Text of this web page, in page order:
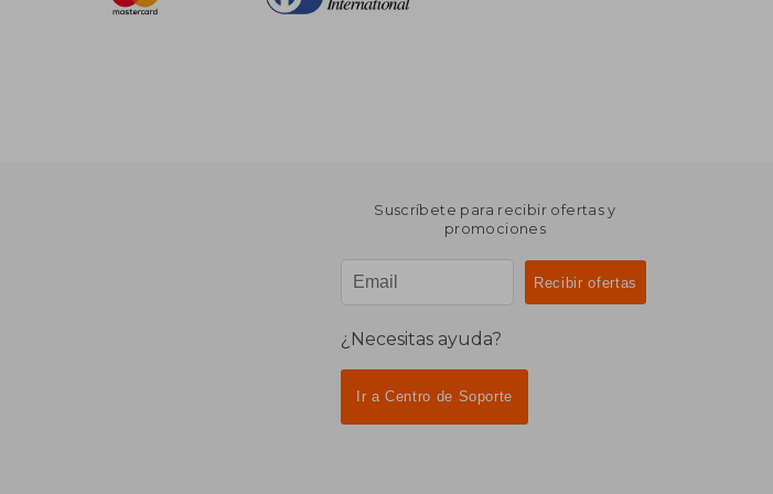
Suscríbete para recibir ofertas y
promociones
¿Necesitas ayuda?
Ir a Centro de Soporte